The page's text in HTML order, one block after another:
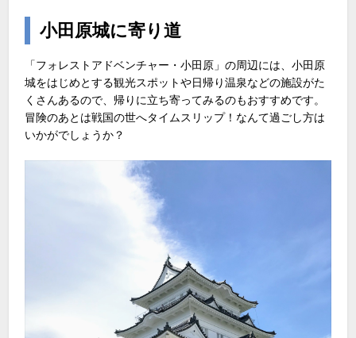
小田原城に寄り道
「フォレストアドベンチャー・小田原」の周辺には、小田原
城をはじめとする観光スポットや日帰り温泉などの施設がた
くさんあるので、帰りに立ち寄ってみるのもおすすめです。
冒険のあとは戦国の世へタイムスリップ！なんて過ごし方は
いかがでしょうか？